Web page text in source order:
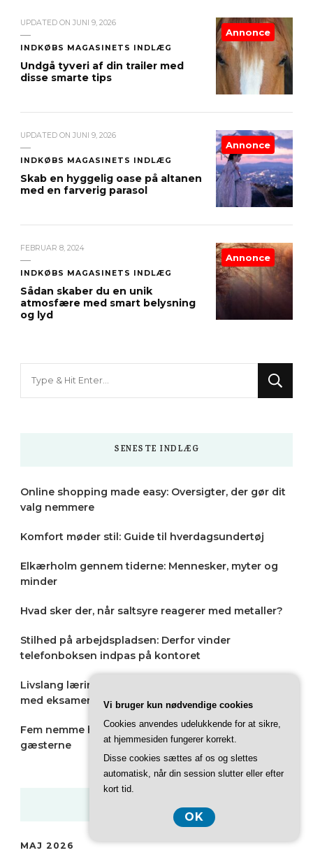
UPDATED ON JUNI 9, 2026
INDKØBS MAGASINETS INDLÆG
Undgå tyveri af din trailer med
disse smarte tips
Annonce
UPDATED ON JUNI 9, 2026
INDKØBS MAGASINETS INDLÆG
Skab en hyggelig oase på altanen
med en farverig parasol
Annonce
FEBRUAR 8, 2024
INDKØBS MAGASINETS INDLÆG
Sådan skaber du en unik
atmosfære med smart belysning
og lyd
Annonce
SENESTE INDLÆG
Online shopping made easy: Oversigter, der gør dit
valg nemmere
Komfort møder stil: Guide til hverdagsundertøj
Elkærholm gennem tiderne: Mennesker, myter og
minder
Hvad sker der, når saltsyre reagerer med metaller?
Stilhed på arbejdspladsen: Derfor vinder
telefonboksen indpas på kontoret
Livslang læring: Hvorfor uddannelse ikke slutter
med eksamen
Fem nemme hverdagsretter, der imponerer
gæsterne
MAJ 2026
Vi bruger kun nødvendige cookies
Cookies anvendes udelukkende for at sikre,
at hjemmesiden fungerer korrekt.
Disse cookies sættes af os og slettes
automatisk, når din session slutter eller efter
kort tid.
OK